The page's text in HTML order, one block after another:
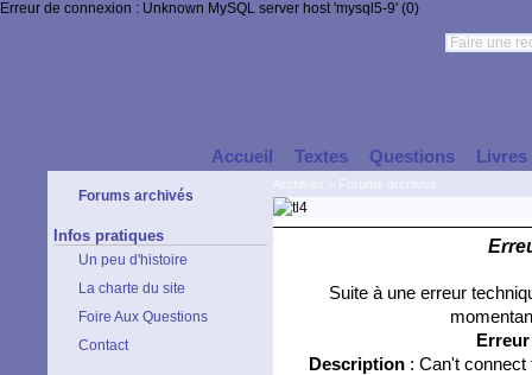
Erreur de connexion : Unknown MySQL server host 'mysql5-9' (0)
Accueil Textes Questions Livres
Forums archivés
Infos pratiques
Un peu d'histoire
La charte du site
Foire Aux Questions
Contact
Suite à une erreur
Description: Can't connect